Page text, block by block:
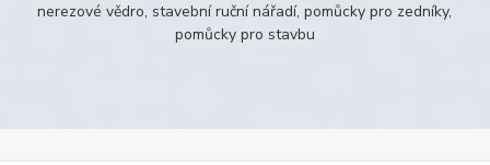
nerezové vědro, stavební ruční nářadí, pomůcky pro zedníky,
pomůcky pro stavbu